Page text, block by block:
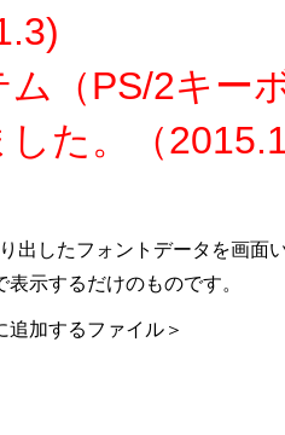
ム（PS/2キー
した。（
出したフォントデータを画面
表示するだけのものです。
追加するファイル＞